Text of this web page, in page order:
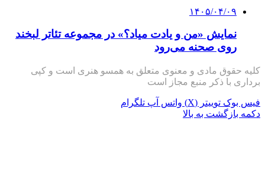
۱۴۰۵/۰۴/۰۹
نمایش «من و یادت میاد؟» در مجموعه تئاتر لبخند
روی صحنه می‌رود
کلیه حقوق مادی و معنوی متعلق به همسو هنری است و کپی
برداری با ذکر منبع مجاز است
فیس بوک توییتر (X) واتس آپ تلگرام
دکمه بازگشت به بالا